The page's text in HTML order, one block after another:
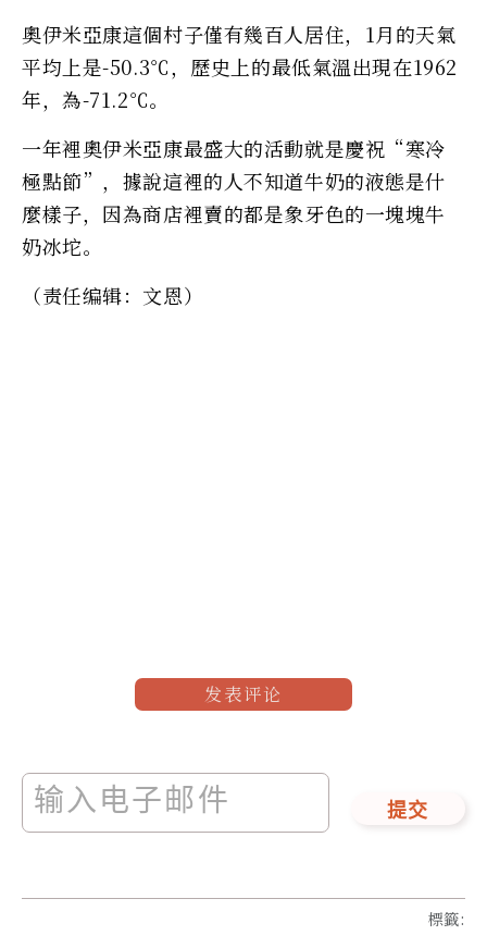
奧伊米亞康這個村子僅有幾百人居住，1月的天氣
平均上是-50.3℃，歷史上的最低氣溫出現在1962
年，為-71.2℃。
一年裡奧伊米亞康最盛大的活動就是慶祝“寒冷
極點節”，據說這裡的人不知道牛奶的液態是什
麼樣子，因為商店裡賣的都是象牙色的一塊塊牛
奶冰坨。
（责任编辑：文恩）
发表评论
提交
標籤: